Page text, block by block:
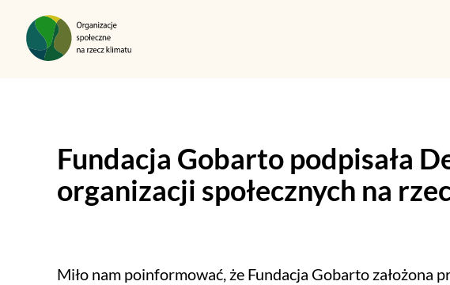
Fundacja Gobarto podpisała
organizacji społecznych na
Miło nam poinformować, że Fundacja Gobarto założona